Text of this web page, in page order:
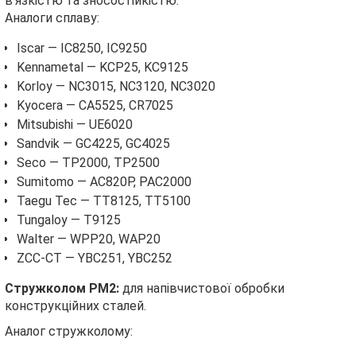
Аналоги сплаву:
Iscar — IC8250, IC9250
Kennametal — KCP25, KC9125
Korloy — NC3015, NC3120, NC3020
Kyocera — CA5525, CR7025
Mitsubishi — UE6020
Sandvik — GC4225, GC4025
Seco — TP2000, TP2500
Sumitomo — AC820P, PAC2000
Taegu Tec — TT8125, TT5100
Tungaloy — T9125
Walter — WPP20, WAP20
ZCC-CT — YBC251, YBC252
Стружколом PM2: для напівчистової обробки
конструкційних сталей.
Аналог стружколому: